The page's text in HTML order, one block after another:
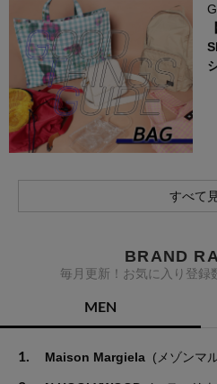
すべて
BRAND
毎月更新！お気に入り登録
MEN
1. Maison Margiela (メゾンマ